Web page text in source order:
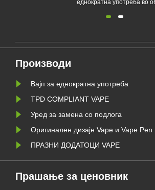
еднократна употреба во
зависни од никотин и да ја
заштитат животната
здравствени и еколошки
Производи
Вајп за еднократна употреба
TPD COMPLIANT VAPE
Уред за замена со подлога
Оригинален дизајн Vape и Vape Pen
ПРАЗНИ ДОДАТОЦИ VAPE
Прашање за ценовник